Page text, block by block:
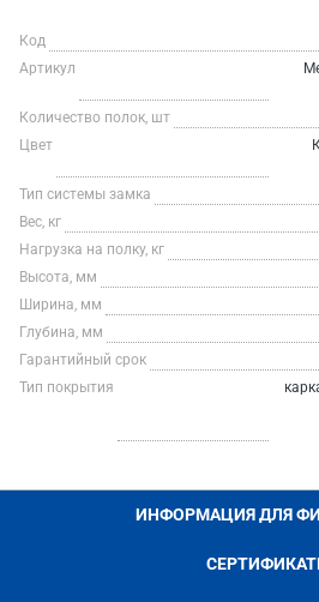
Код
Артикул
Количество полок, шт
Цвет
Тип системы замка
Вес, кг
Нагрузка на полку, кг
Высота, мм
Ширина, мм
Глубина, мм
Гарантийный срок
Тип покрытия
ИНФОРМАЦИЯ ДЛЯ